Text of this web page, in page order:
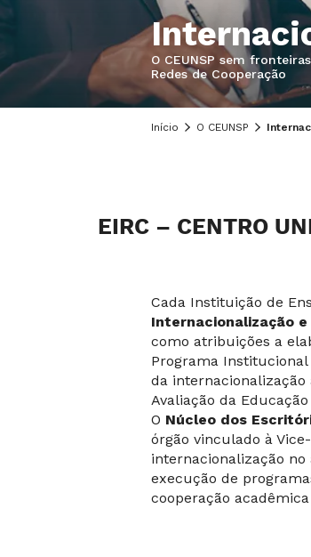
O CEUNSP sem
Redes de Cooperação
Início O CEUNSP
EIRC – CENTRO
Cada Instituição de
Internacionalização e
como atribuições a
Programa
da internacionalização
Avaliação da
O Núcleo dos
órgão vinculado à
internacionalização no
execução de
cooperação